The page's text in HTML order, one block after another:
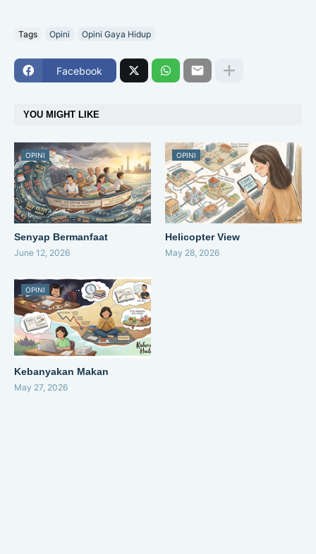
Tags Opini Opini Gaya Hidup
Facebook
YOU MIGHT LIKE
OPINI
Senyap Bermanfaat
June 12, 2026
OPINI
Helicopter View
May 28, 2026
OPINI
Kebanyakan Makan
May 27, 2026